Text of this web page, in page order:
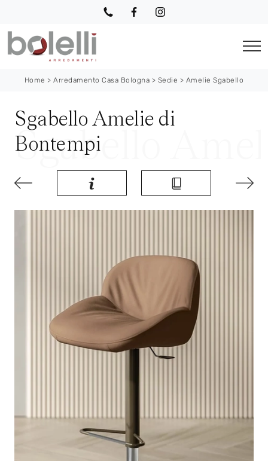
Home >Arredamento Casa Bologna > Sedie > Amelie Sgabello
Sgabello Amelie di
Bontempi